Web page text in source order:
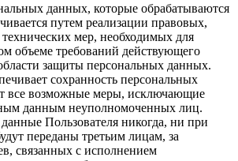
данных, которые обрабатываются
путем реализации правовых,
мер, необходимых для
объеме требований действующего
защиты персональных данных.
сохранность персональных
все возможные меры, исключающие
данным неуполномоченных лиц.
Пользователя никогда, ни при
переданы третьим лицам, за
связанных с исполнением